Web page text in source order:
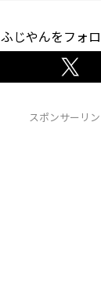
ふじやんをフォ
スポンサーリ